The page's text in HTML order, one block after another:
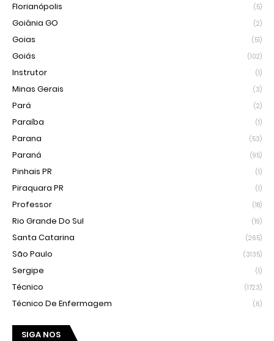
Florianópolis (5)
Goiânia GO (2)
Goias (51)
Goiás (102)
Instrutor (1)
Minas Gerais (3)
Pará (2)
Paraíba (1)
Parana (53)
Paraná (95)
Pinhais PR (1)
Piraquara PR (1)
Professor (18)
Rio Grande Do Sul (19)
Santa Catarina (265)
São Paulo (3135)
Sergipe (1)
Técnico (1723)
Técnico De Enfermagem (6)
SIGA NOS